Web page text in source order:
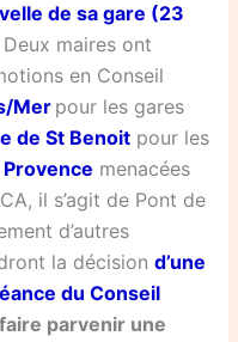
de sa gare (23
Deux maires ont
en Conseil
Mer pour les gares
de St Benoit pour les
menacées
il s’agit de Pont de
d’autres
la décisiond’une
du Conseil
faire parvenir une